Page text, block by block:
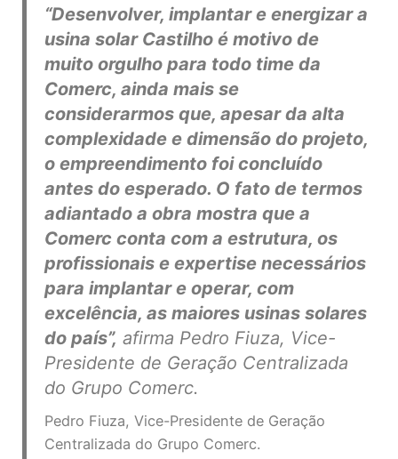
“Desenvolver, implantar e energizar a
usina solar Castilho é motivo de
muito orgulho para todo time da
Comerc, ainda mais se
considerarmos que, apesar da alta
complexidade e dimensão do projeto,
o empreendimento foi concluído
antes do esperado. O fato de termos
adiantado a obra mostra que a
Comerc conta com a estrutura, os
profissionais e expertise necessários
para implantar e operar, com
excelência, as maiores usinas solares
do país”, afirma Pedro Fiuza, Vice-
Presidente de Geração Centralizada
do Grupo Comerc.
Pedro Fiuza, Vice-Presidente de Geração
Centralizada do Grupo Comerc.